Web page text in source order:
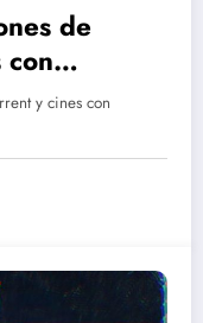
de
y cines con